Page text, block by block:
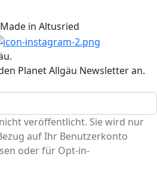
in Altusried
Planet Allgäu Newsletter an.
veröffentlicht. Sie wird nur
auf Ihr Benutzerkonto
oder für Opt-in-